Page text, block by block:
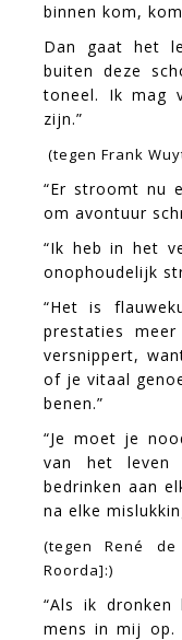
binnen kom,
Dan gaat het
buiten deze
toneel. Ik mag
zijn.”
(tegen Frank
“Er stroomt nu
om avontuur
“Ik heb in het
onophoudelijk
“Het is
prestaties
versnippert,
of je vitaal
benen.”
“Je moet je
van het
bedrinken aan
na elke
(tegen René
Roorda]:)
“Als ik
mens in mij op.